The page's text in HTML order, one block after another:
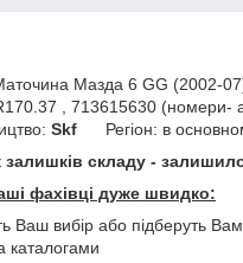
Мазда 6 GG (2002-
, 713615630 (номери-
SkfРегіон: в
складу -
фахівці дуже швидко:
Ваш вибір або підберуть
каталогами